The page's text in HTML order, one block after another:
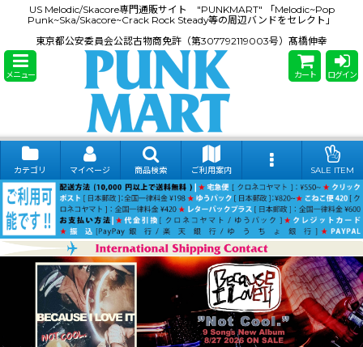
US Melodic/Skacore専門通販サイト "PUNKMART" 「Melodic~Pop
Punk~Ska/Skacore~Crack Rock Steady等の周辺バンドをセレクト」
東京都公安委員会公認古物商免許（第307792119003号）髙橋伸幸
メニュー カート ログイン
カテゴリ マイページ 商品検索 ご利用案内 SALE ITEM